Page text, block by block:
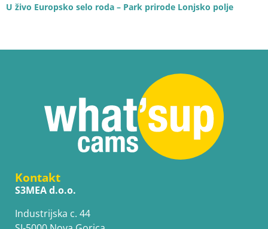
U živo Europsko selo roda – Park prirode Lonjsko polje
Kontakt
S3MEA d.o.o.
Industrijska c. 44